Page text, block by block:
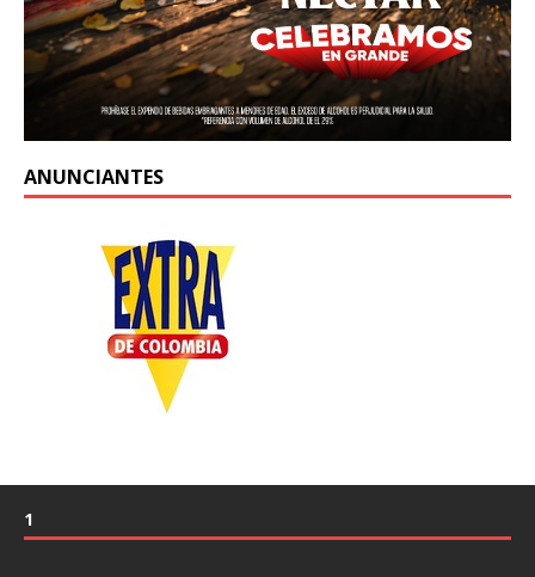
ANUNCIANTES
1